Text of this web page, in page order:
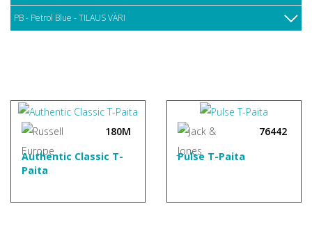
PB - Petrol Blue - TILAUS VÄRI
180M
Authentic Classic T-
Paita
76442
Pulse T-Paita